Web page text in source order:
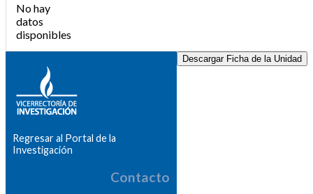
No hay
datos
disponibles
Descargar Ficha de la Unidad
Regresar al Portal de la
Investigación
Contacto